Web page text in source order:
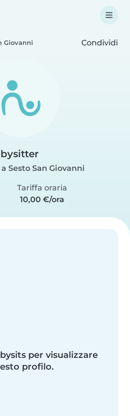
Giovanni Condividi
Sesto San Giovanni
Tariffa oraria
10,00 €/ora
per visualizzare
profilo.